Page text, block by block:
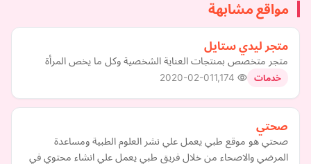
مواقع مشابهة
متجر ليدي ستايل
متجر متخصص بمنتجات العناية الشخصية وكل ما يخص المرأة
خدمات 2020-02-01
صحتي
صحتي هو موقع طبي يعمل علي نشر العلوم الطبية ومساعدة
المرضي والاصحاء من خلال فريق طبي يعمل علي انشاء محتوي في